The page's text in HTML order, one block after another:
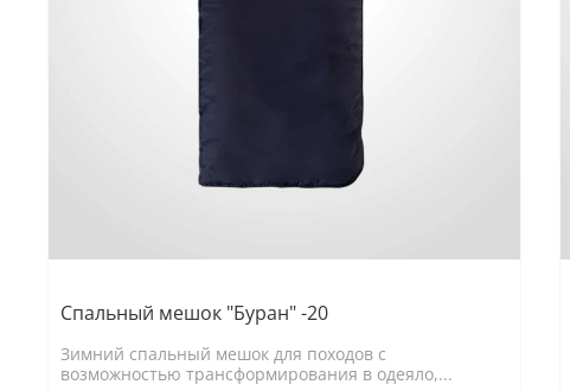
Спальный мешок "Буран" -20
Зимний спальный мешок для походов с
возможностью трансформирования в одеяло,...